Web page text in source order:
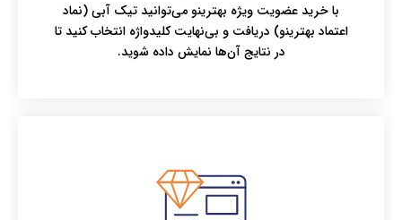
با خرید عضویت ویژه بهترینو می‌توانید تیک آبی (نماد
اعتماد بهترینو) دریافت و بی‌نهایت کلیدواژه انتخاب کنید تا
در نتایج آن‌ها نمایش داده شوید.